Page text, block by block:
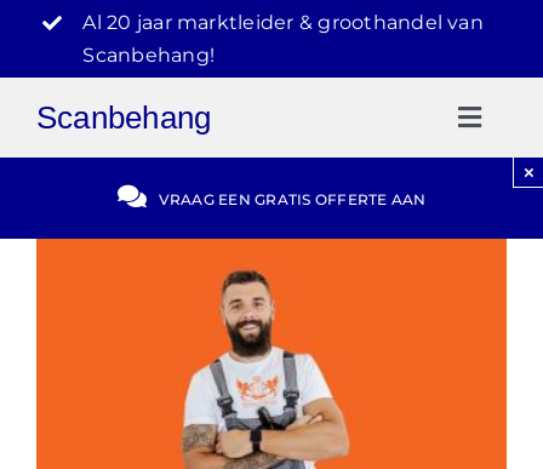
inhoud
Al 20 jaar marktleider & groothandel van
Scanbehang!
Scanbehang
Gratis Offerte
VRAAG EEN GRATIS OFFERTE AAN
×